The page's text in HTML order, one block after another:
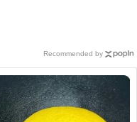
Recommended by